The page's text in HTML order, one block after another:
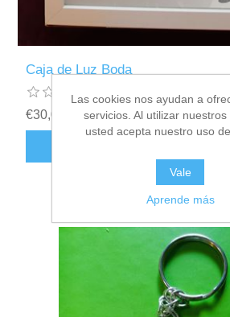
Caja de Luz Boda
€30,00 incl impuestos
Las cookies nos ayudan a
servicios. Al utilizar nuestros
usted acepta nuestro uso
Vale
Aprende más